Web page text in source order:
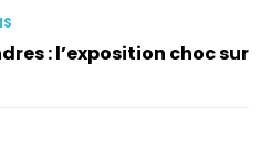
: l’exposition choc sur